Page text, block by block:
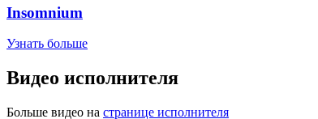
Insomnium
Узнать больше
Видео исполнителя
Больше видео на странице исполнителя